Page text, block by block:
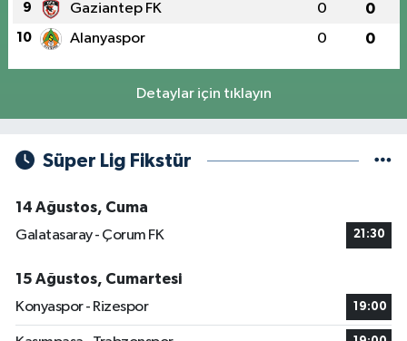
9 Gaziantep FK 0 0
10 Alanyaspor 0 0
Detaylar için tıklayın
Süper Lig Fikstür
14 Ağustos, Cuma
Galatasaray - Çorum FK
21:30
15 Ağustos, Cumartesi
Konyaspor - Rizespor
19:00